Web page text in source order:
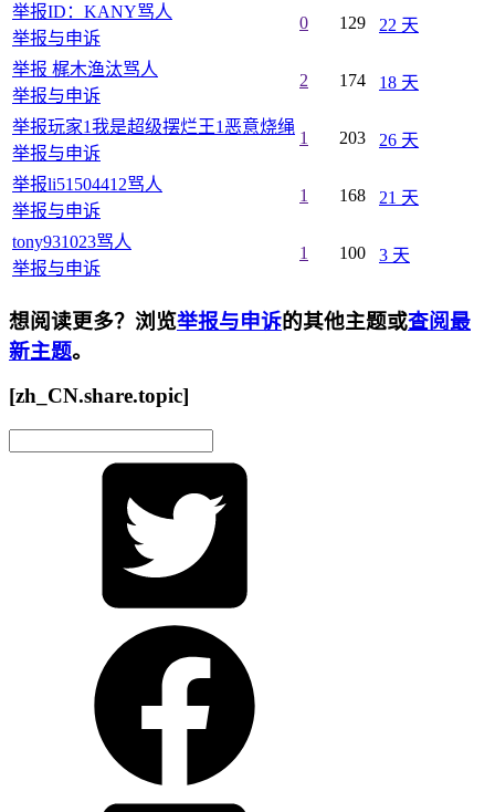
举报ID：KANY骂人
举报与申诉
0 129 22 天
举报 梶木渔汰骂人
举报与申诉
2 174 18 天
举报玩家1我是超级摆烂王1恶意烧绳
举报与申诉
1 203 26 天
举报li51504412骂人
举报与申诉
1 168 21 天
tony931023骂人
举报与申诉
1 100 3 天
想阅读更多？浏览举报与申诉的其他主题或查阅最
新主题。
[zh_CN.share.topic]